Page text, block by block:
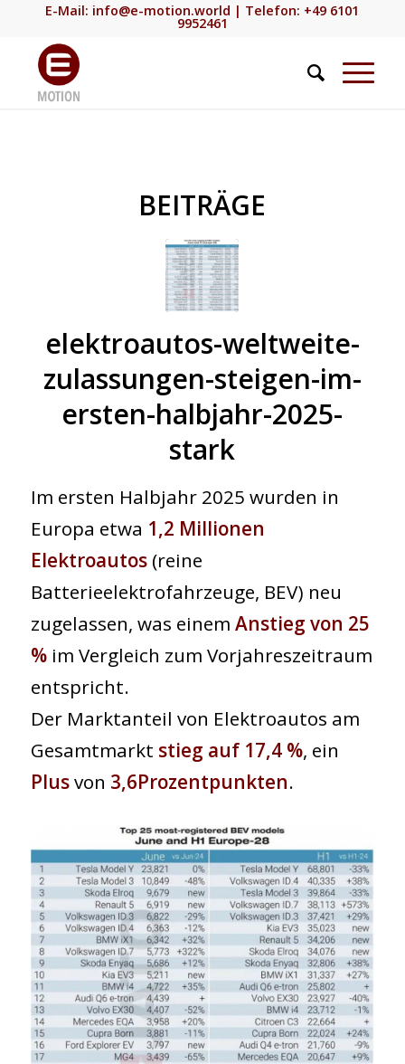
E-Mail: info@e-motion.world | Telefon: +49 6101
9952461
BEITRÄGE
elektroautos-weltweite-
zulassungen-steigen-im-
ersten-halbjahr-2025-
stark
Im ersten Halbjahr 2025 wurden in
Europa etwa 1,2 Millionen
Elektroautos(reine
Batterieelektrofahrzeuge, BEV) neu
zugelassen, was einem Anstieg von 25
%im Vergleich zum Vorjahreszeitraum
entspricht.
Der Marktanteil von Elektroautos am
Gesamtmarkt stieg auf 17,4 %, ein
Plusvon 3,6Prozentpunkten.